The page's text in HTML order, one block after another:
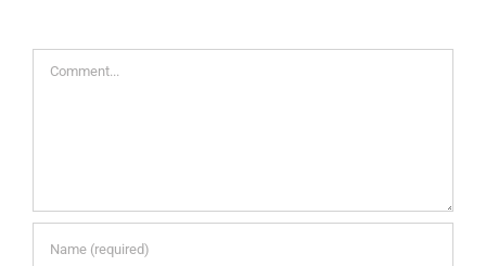
Comment